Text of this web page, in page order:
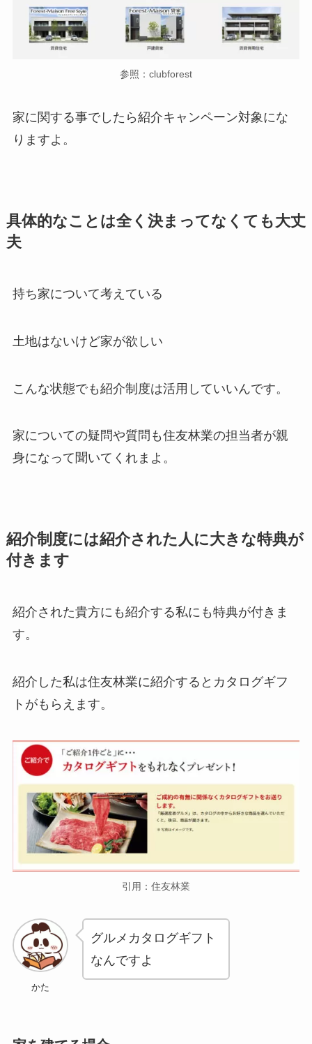
参照：clubforest
家に関する事でしたら紹介キャンペーン対象にな
りますよ。
具体的なことは全く決まってなくても大丈
夫
持ち家について考えている
土地はないけど家が欲しい
こんな状態でも紹介制度は活用していいんです。
家についての疑問や質問も住友林業の担当者が親
身になって聞いてくれまよ。
紹介制度には紹介された人に大きな特典が
付きます
紹介された貴方にも紹介する私にも特典が付きま
す。
紹介した私は住友林業に紹介するとカタログギフ
トがもらえます。
引用：住友林業
かた
グルメカタログギフト
なんですよ